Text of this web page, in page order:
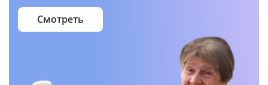
Смотреть